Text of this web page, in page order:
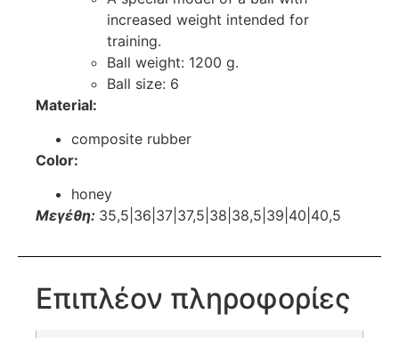
increased weight intended for
training.
Ball weight: 1200 g.
Ball size: 6
Material:
composite rubber
Color:
honey
Μεγέθη: 35,5|36|37|37,5|38|38,5|39|40|40,5
Επιπλέον πληροφορίες